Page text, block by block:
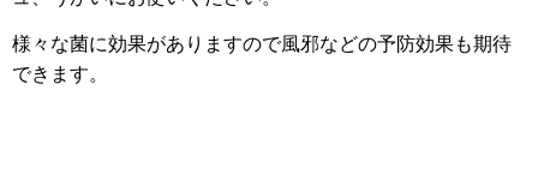
様々な菌に効果がありますので風邪などの予防効果も期待
できます。